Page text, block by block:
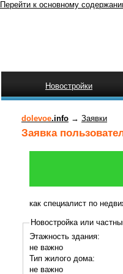
Перейти к основному
Новостройки
dolevoe.info → Заявки
Заявка
как специалист по
Новостройка или
Этажность здания:
не важно
Тип жилого дома:
не важно